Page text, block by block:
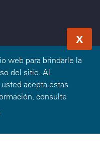
web para brindarle la
del sitio. Al
acepta estas
consulte
X